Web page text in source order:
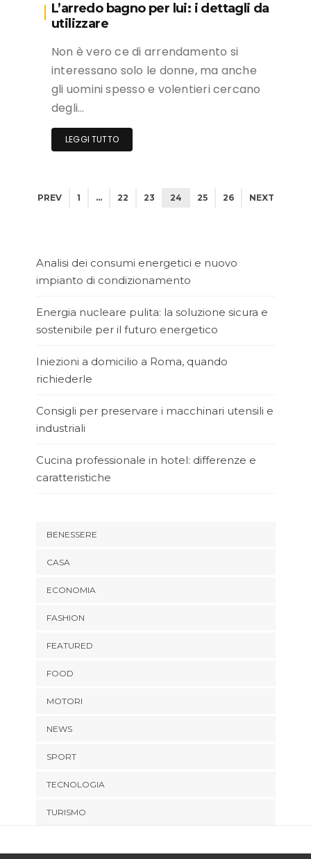
L’arredo bagno per lui: i dettagli da
utilizzare
Non è vero ce di arrendamento si
interessano solo le donne, ma anche
gli uomini spesso e volentieri cercano
degli…
LEGGI TUTTO
PREV 1 … 22 23 24 25 26 NEXT
Analisi dei consumi energetici e nuovo
impianto di condizionamento
Energia nucleare pulita: la soluzione sicura e
sostenibile per il futuro energetico
Iniezioni a domicilio a Roma, quando
richiederle
Consigli per preservare i macchinari utensili e
industriali
Cucina professionale in hotel: differenze e
caratteristiche
BENESSERE
CASA
ECONOMIA
FASHION
FEATURED
FOOD
MOTORI
NEWS
SPORT
TECNOLOGIA
TURISMO